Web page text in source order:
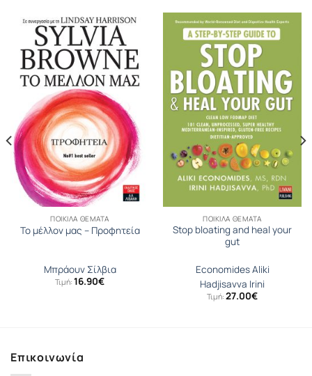
ΠΟΙΚΊΛΑ ΘΈΜΑΤΑ
Το μέλλον μας – Προφητεία
Μπράουν Σίλβια
Τιμή: 16.90€
ΠΟΙΚΊΛΑ ΘΈΜΑΤΑ
Stop bloating and heal your
gut
Economides Aliki
Hadjisavva Irini
Τιμή: 27.00€
Επικοινωνία